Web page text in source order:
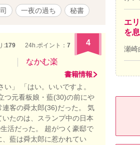
一夜の過ち 秘書
:179 24h.ポイント： 7 4
なかむ楽
書籍情報
い」 「はい。いいですよ。
元看板娘・藍(30)の前にや
客の舜太郎(36)だった。 気
たのは、スランプ中の日本
活だった。 超がつく豪邸で
藍は舜太郎に惹かれてい
エ
を
瀬崎